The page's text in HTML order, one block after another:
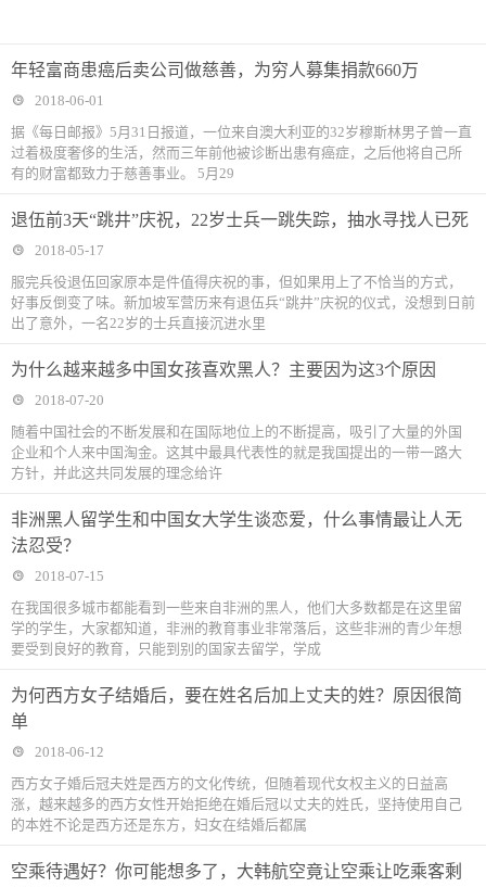
年轻富商患癌后卖公司做慈善，为穷人募集捐款660万
2018-06-01
据《每日邮报》5月31日报道，一位来自澳大利亚的32岁穆斯林男子曾一直
过着极度奢侈的生活，然而三年前他被诊断出患有癌症，之后他将自己所
有的财富都致力于慈善事业。 5月29
退伍前3天“跳井”庆祝，22岁士兵一跳失踪，抽水寻找人已死
2018-05-17
服完兵役退伍回家原本是件值得庆祝的事，但如果用上了不恰当的方式，
好事反倒变了味。新加坡军营历来有退伍兵“跳井”庆祝的仪式，没想到日前
出了意外，一名22岁的士兵直接沉进水里
为什么越来越多中国女孩喜欢黑人？主要因为这3个原因
2018-07-20
随着中国社会的不断发展和在国际地位上的不断提高，吸引了大量的外国
企业和个人来中国淘金。这其中最具代表性的就是我国提出的一带一路大
方针，并此这共同发展的理念给许
非洲黑人留学生和中国女大学生谈恋爱，什么事情最让人无
法忍受？
2018-07-15
在我国很多城市都能看到一些来自非洲的黑人，他们大多数都是在这里留
学的学生，大家都知道，非洲的教育事业非常落后，这些非洲的青少年想
要受到良好的教育，只能到别的国家去留学，学成
为何西方女子结婚后，要在姓名后加上丈夫的姓？原因很简
单
2018-06-12
西方女子婚后冠夫姓是西方的文化传统，但随着现代女权主义的日益高
涨，越来越多的西方女性开始拒绝在婚后冠以丈夫的姓氏，坚持使用自己
的本姓不论是西方还是东方，妇女在结婚后都属
空乘待遇好？你可能想多了，大韩航空竟让空乘让吃乘客剩